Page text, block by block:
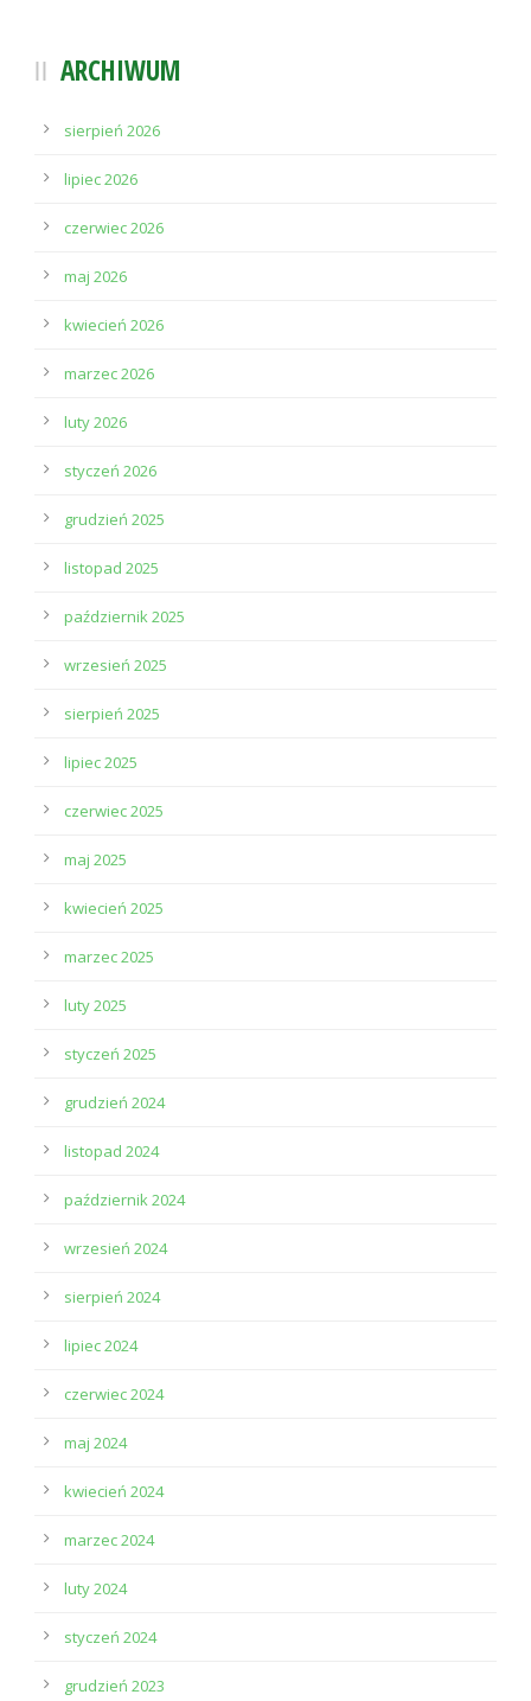
ARCHIWUM
sierpień 2026
lipiec 2026
czerwiec 2026
maj 2026
kwiecień 2026
marzec 2026
luty 2026
styczeń 2026
grudzień 2025
listopad 2025
październik 2025
wrzesień 2025
sierpień 2025
lipiec 2025
czerwiec 2025
maj 2025
kwiecień 2025
marzec 2025
luty 2025
styczeń 2025
grudzień 2024
listopad 2024
październik 2024
wrzesień 2024
sierpień 2024
lipiec 2024
czerwiec 2024
maj 2024
kwiecień 2024
marzec 2024
luty 2024
styczeń 2024
grudzień 2023